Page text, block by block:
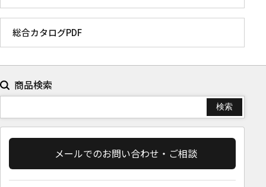
総合カタログPDF
商品検索
メールでのお問い合わせ・ご相談